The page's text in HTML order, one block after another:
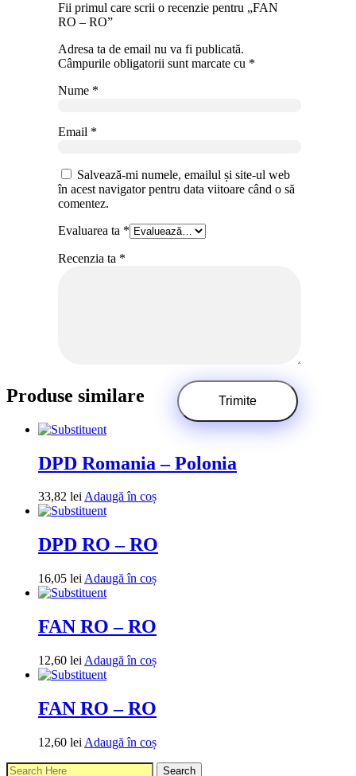
Fii primul care scrii o recenzie pentru „FAN
RO – RO”
Adresa ta de email nu va fi publicată.
Câmpurile obligatorii sunt marcate cu *
Nume *
Email *
Salvează-mi numele, emailul și site-ul web
în acest navigator pentru data viitoare când o să
comentez.
Evaluarea ta *
Recenzia ta *
Produse similare
DPD Romania – Polonia
33,82 leiAdaugă în coș
DPD RO – RO
16,05 lei Adaugă în coș
FAN RO – RO
12,60 lei Adaugă în coș
FAN RO – RO
12,60 lei Adaugă în coș